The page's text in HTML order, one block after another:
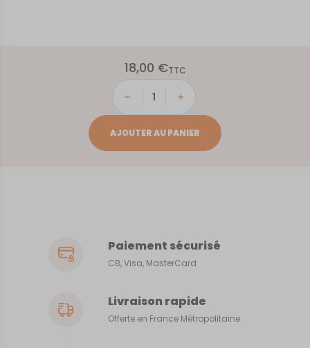
18,00 €TTC
quantité
Nantes
AJOUTER AU PANIER
Paiement sécurisé
CB, Visa, MasterCard
Livraison rapide
Offerte en France Métropolitaine